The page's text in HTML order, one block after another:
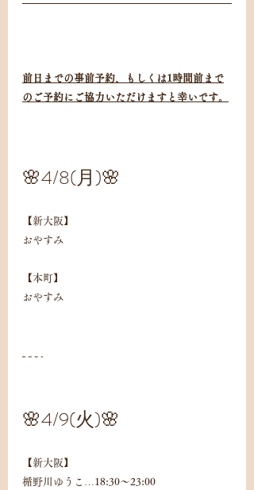
前日までの事前予約、もしくは1時間前まで
のご予約にご協力いただけますと幸いです。
🌸4/8(月)🌸
【新大阪】
おやすみ
【本町】
おやすみ
🌸4/9(火)🌸
【新大阪】
楯野川ゆうこ…18:30〜23:00